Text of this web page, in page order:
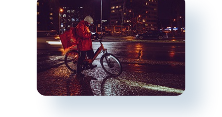
Mijn NBC Eelman & Partners
Nieuws
Werken bij